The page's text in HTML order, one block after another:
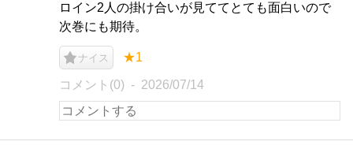
ロイン2人の掛け合いが見ててとても面白いので
次巻にも期待。
ナイス ★1
コメント(0) 2026/07/14